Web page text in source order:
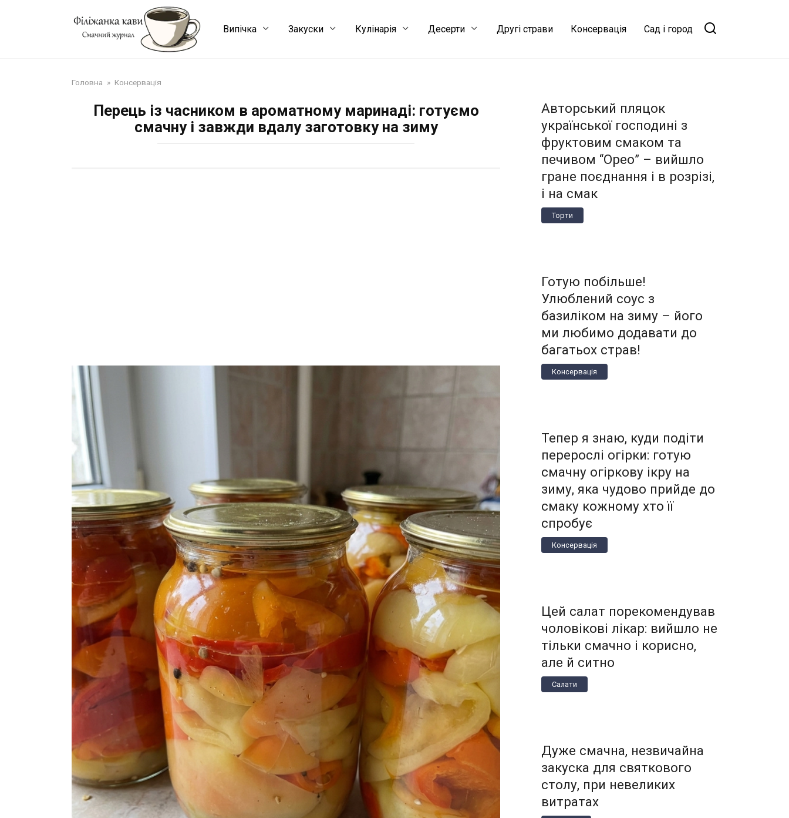
Випічка Закуски Кулінарія Десерти Другі страви Консервація Сад і город
Головна » Консервація
Перець із часником в ароматному маринаді: готуємо
смачну і завжди вдалу заготовку на зиму
Авторський пляцок
української господині з
фруктовим смаком та
печивом “Орео” – вийшло
гране поєднання і в розрізі,
і на смак
Торти
Готую побільше!
Улюблений соус з
базиліком на зиму – його
ми любимо додавати до
багатьох страв!
Консервація
Тепер я знаю, куди подіти
перерослі огірки: готую
смачну огіркову ікру на
зиму, яка чудово прийде до
смаку кожному хто її
спробує
Консервація
Цей салат порекомендував
чоловікові лікар: вийшло не
тільки смачно і корисно,
але й ситно
Салати
Дуже смачна, незвичайна
закуска для святкового
столу, при невеликих
витратах